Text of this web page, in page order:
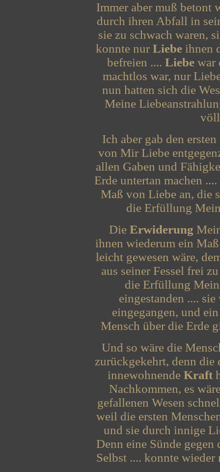
Immer aber muß betont
durch ihren Abfall in
sie zu schwach waren,
konnte nur Liebeihnen
befreien .... Liebe war
machtlos war, nur
nun hatten sich die
Meine
Ich aber gab den
von Mir Liebe
allen Gaben und
Erde untertan machen
Maß von Liebe an, die
die Erfüllung
Die Erwiderung
ihnen wiederum ein
leicht gewesen wäre,
aus seiner Fessel frei
die Erfüllung
eingestanden ....
eingegangen, und
Mensch über die Erde
Und so wäre die
zurückgekehrt, denn
innewohnende Kraft
Nachkommen, es
gefallenen Wesen
weil die ersten
und sie durch innige
Denn eine Sünde
Selbst .... konnte